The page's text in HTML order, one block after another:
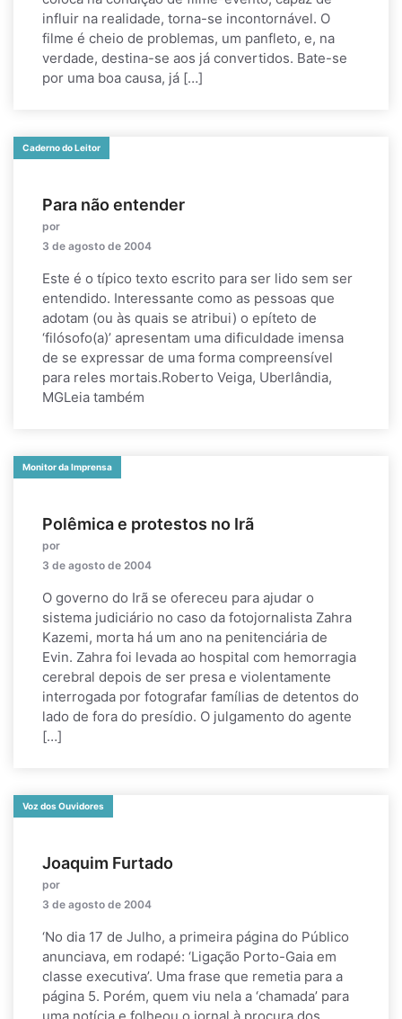
influir na realidade, torna-se incontornável. O
filme é cheio de problemas, um panfleto, e, na
verdade, destina-se aos já convertidos. Bate-se
por uma boa causa, já […]
Caderno do Leitor
Para não entender
por
3 de agosto de 2004
Este é o típico texto escrito para ser lido sem ser
entendido. Interessante como as pessoas que
adotam (ou às quais se atribui) o epíteto de
‘filósofo(a)’ apresentam uma dificuldade imensa
de se expressar de uma forma compreensível
para reles mortais.Roberto Veiga, Uberlândia,
MGLeia também
Monitor da Imprensa
Polêmica e protestos no Irã
por
3 de agosto de 2004
O governo do Irã se ofereceu para ajudar o
sistema judiciário no caso da fotojornalista Zahra
Kazemi, morta há um ano na penitenciária de
Evin. Zahra foi levada ao hospital com hemorragia
cerebral depois de ser presa e violentamente
interrogada por fotografar famílias de detentos do
lado de fora do presídio. O julgamento do agente
[…]
Voz dos Ouvidores
Joaquim Furtado
por
3 de agosto de 2004
‘No dia 17 de Julho, a primeira página do Público
anunciava, em rodapé: ‘Ligação Porto-Gaia em
classe executiva’. Uma frase que remetia para a
página 5. Porém, quem viu nela a ‘chamada’ para